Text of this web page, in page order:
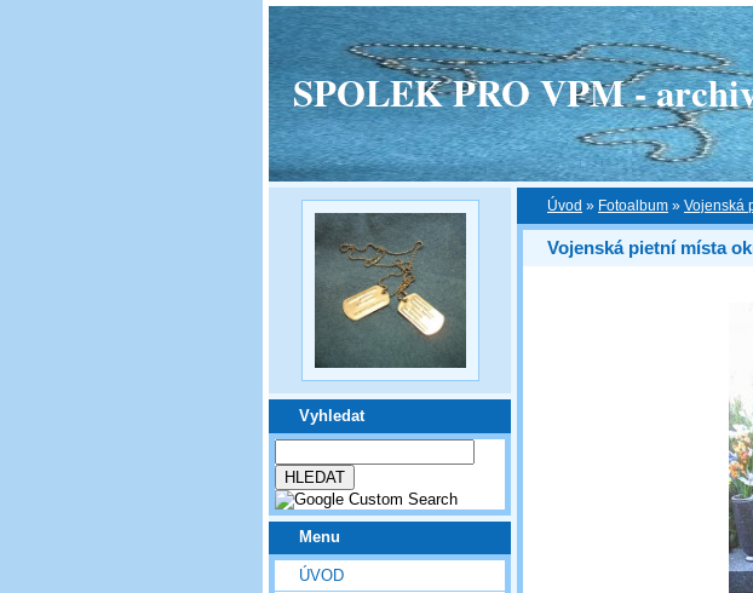
SPOLEK PRO VPM -
Vyhledat
Menu
ÚVOD
Úvod » Fotoalbum » Vojenská
Vojenská pietní místa